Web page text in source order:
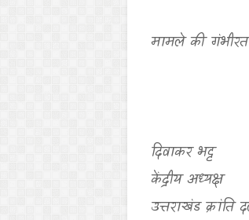
मामले की
दिवाकर भट्ट
केंद्रीय अध्यक्ष
उत्तराखंड क्रांति